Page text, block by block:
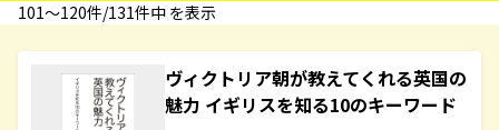
101〜120件/131件中 を表示
ヴィクトリア朝が教えてくれる英国の
魅力 イギリスを知る10のキーワード